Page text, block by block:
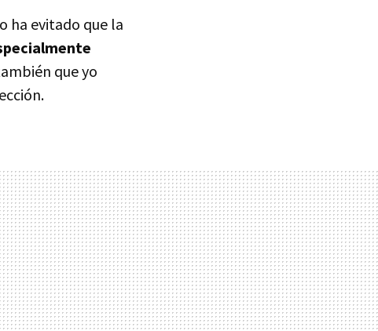
ha evitado que la
que yo